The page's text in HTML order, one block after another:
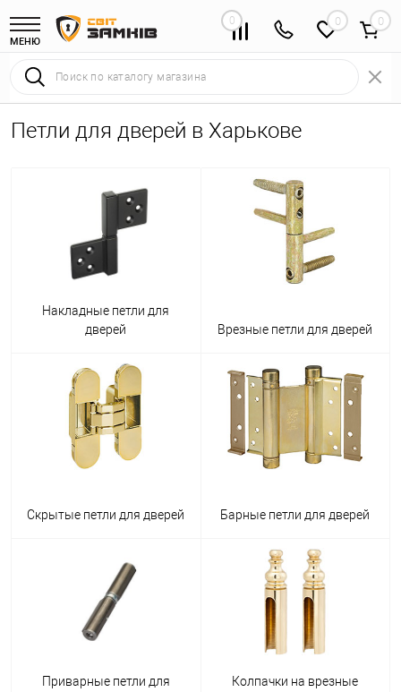
МЕНЮ
0 0
Петли для дверей в Харькове
Накладные петли для
дверей
Врезные петли для дверей
Скрытые петли для дверей Барные петли для дверей
Приварные петли для
Колпачки на врезные